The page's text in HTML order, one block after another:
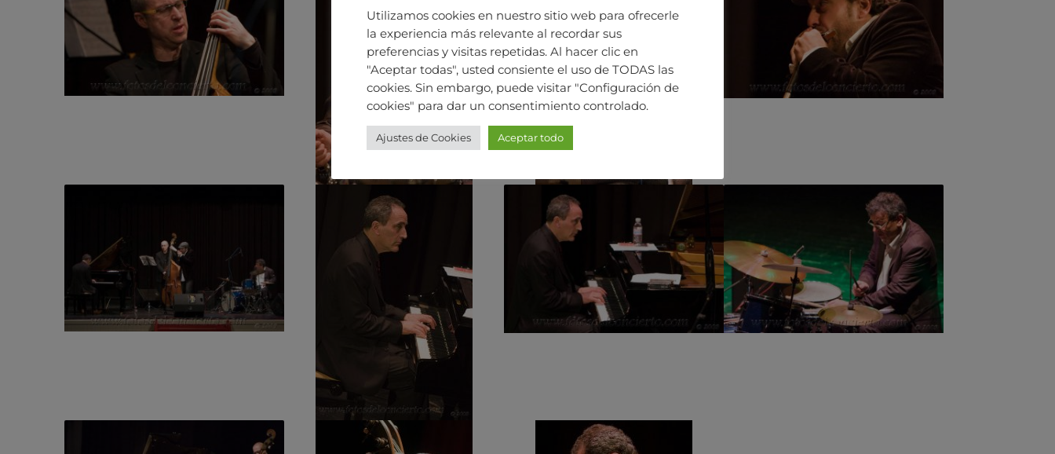
Utilizamos cookies en nuestro sitio web para ofrecerle
la experiencia más relevante al recordar sus
preferencias y visitas repetidas. Al hacer clic en
"Aceptar todas", usted consiente el uso de TODAS las
cookies. Sin embargo, puede visitar "Configuración de
cookies" para dar un consentimiento controlado.
Ajustes de Cookies Aceptar todo